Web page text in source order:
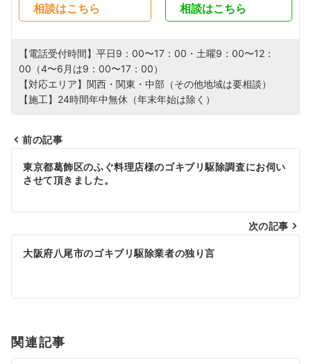
相談はこちら
相談はこちら
【電話受付時間】平日9：00〜17：00・土曜9：00〜12：
00（4〜6月は9：00〜17：00）
【対応エリア】関西・関東・中部（その他地域は要相談）
【施工】24時間年中無休（年末年始は除く）
投
稿
ナ
ビ
ョ
前の記事
東京都葛飾区のふぐ料理店様のゴキブリ駆除調査にお伺い
させて頂きました。
次の記事
大阪府八尾市のゴキブリ駆除業者の独り言
関連記事